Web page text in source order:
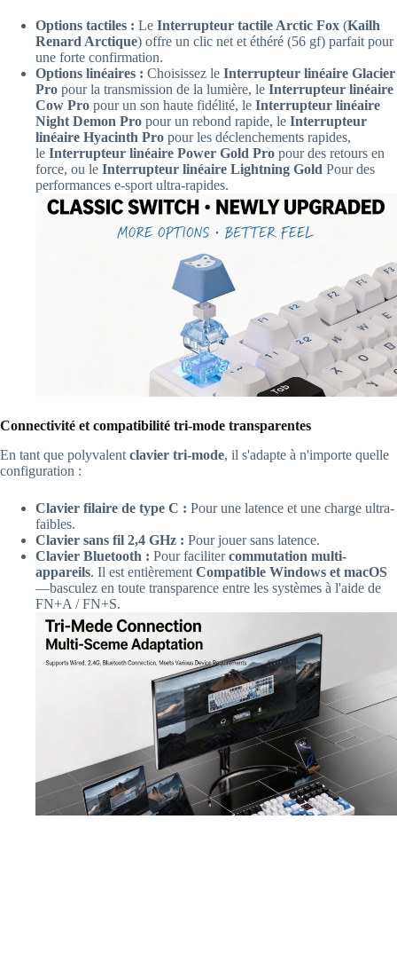
Options tactiles : Le Interrupteur tactile Arctic Fox (Kailh
Renard Arctique) offre un clic net et éthéré (56 gf) parfait pour
une forte confirmation.
Options linéaires : Choisissez le Interrupteur linéaire Glacier
Pro pour la transmission de la lumière, le Interrupteur linéaire
Cow Pro pour un son haute fidélité, le Interrupteur linéaire
Night Demon Pro pour un rebond rapide, le Interrupteur
linéaire Hyacinth Pro pour les déclenchements rapides,
le Interrupteur linéaire Power Gold Pro pour des retours en
force, ou le Interrupteur linéaire Lightning Gold Pour des
performances e-sport ultra-rapides.
Connectivité et compatibilité tri-mode transparentes
En tant que polyvalent clavier tri-mode, il s'adapte à n'importe quelle
configuration :
Clavier filaire de type C : Pour une latence et une charge ultra-
faibles.
Clavier sans fil 2,4 GHz : Pour jouer sans latence.
Clavier Bluetooth : Pour facilitercommutation multi-
appareils. Il est entièrement Compatible Windows et macOS
—basculez en toute transparence entre les systèmes à l'aide de
FN+A / FN+S.